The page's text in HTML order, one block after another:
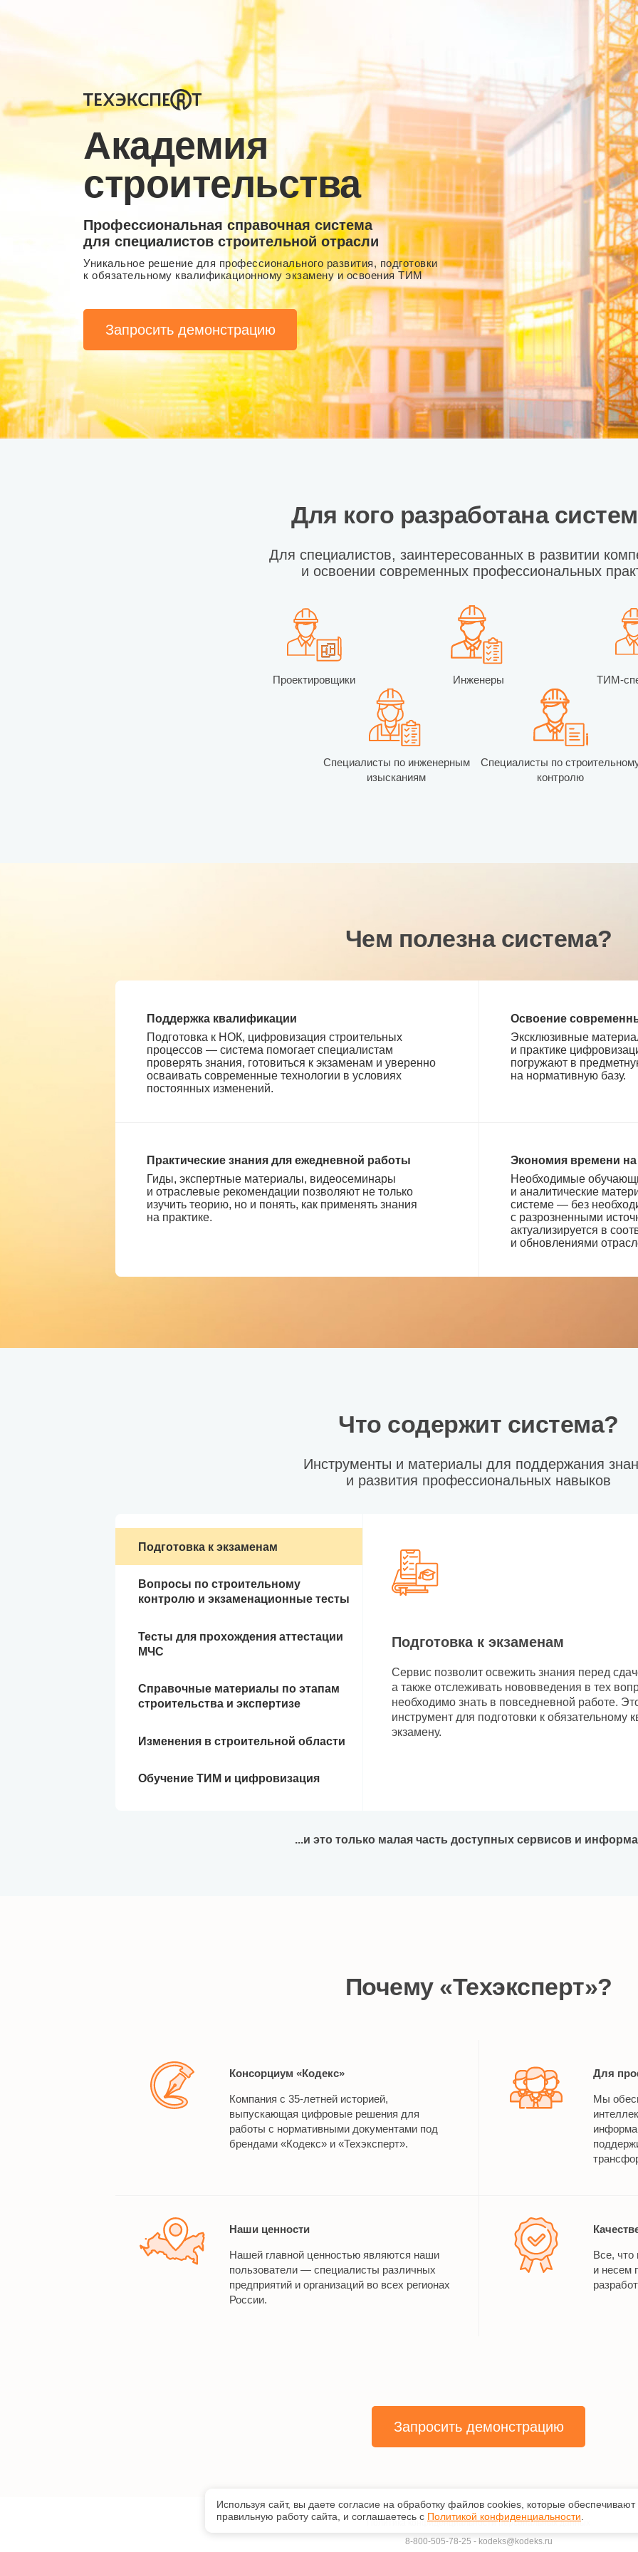
Академия
строительства
Профессиональная справочная система
для специалистов строительной отрасли
Уникальное решение для профессионального развития, подготовки
к обязательному квалификационному экзамену и освоения ТИМ
Запросить демонстрацию
Для кого разработана
Для специалистов, заинтересованных в развитии
и освоении современных профессиональных
Проектировщики Инженеры ТИМ-
Специалисты по инженерным
изысканиям
Специалисты по
контролю
Чем полезна система?
Поддержка квалификации
Подготовка к НОК, цифровизация строительных
процессов — система помогает специалистам
проверять знания, готовиться к экзаменам и уверенно
осваивать современные технологии в условиях
постоянных изменений.
Освоение
Эксклюзивные
и практике
погружают в
на нормативную базу.
Практические знания для ежедневной работы
Гиды, экспертные материалы, видеосеминары
и отраслевые рекомендации позволяют не только
изучить теорию, но и понять, как применять знания
на практике.
Экономия времени
Необходимые
и аналитические
системе — без
с разрозненными
актуализируется в
и обновлениями
Что содержит система?
Инструменты и материалы для поддержания
и развития профессиональных навыков
Подготовка к экзаменам
Вопросы по строительному
контролю и экзаменационные тесты
Тесты для прохождения аттестации
МЧС
Справочные материалы по этапам
строительства и экспертизе
Изменения в строительной области
Обучение ТИМ и цифровизация
Подготовка к экзаменам
Сервис позволит освежить знания перед
а также отслеживать нововведения в тех
необходимо знать в повседневной работе.
инструмент для подготовки к обязательному
экзамену.
...и это только малая часть доступных сервисов и
Почему «Техэксперт»?
Консорциум «Кодекс»
Компания с 35-летней историей,
выпускающая цифровые решения для
работы с нормативными документами под
брендами «Кодекс» и «Техэксперт».
Для
Мы
Наши ценности
Нашей главной ценностью являются наши
пользователи — специалисты различных
предприятий и организаций во всех регионах
России.
Все,
и несем
Запросить демонстрацию
©ООО «Радуга Информ Сервис» ,2026. Исключительные авторские и смежные права
Политика конфиденциальности персональных данных
8-800-505-78-25 - kodeks@kodeks.ru
Используя сайт, вы даете согласие на обработку файлов сооkiеs, которые обеспечивают
правильную работу сайта, и соглашаетесь с Политикой конфиденциальности.